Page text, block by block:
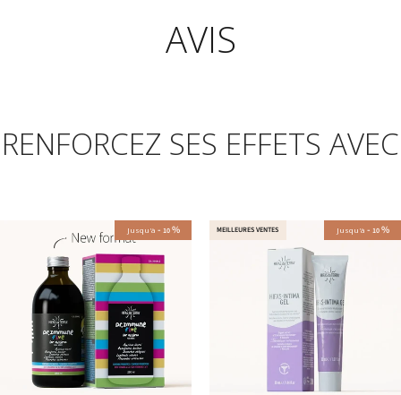
AVIS
RENFORCEZ SES EFFETS AVEC
Jusqu'à - 10% MEILLEURES VENTES Jusqu'à - 10%